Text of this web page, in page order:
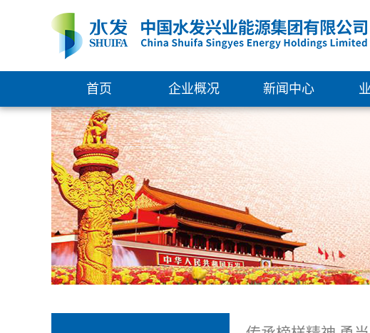
首页 企业概况
集团简介
组织架构
管理团队
权属企业
发展大事记
新闻中心